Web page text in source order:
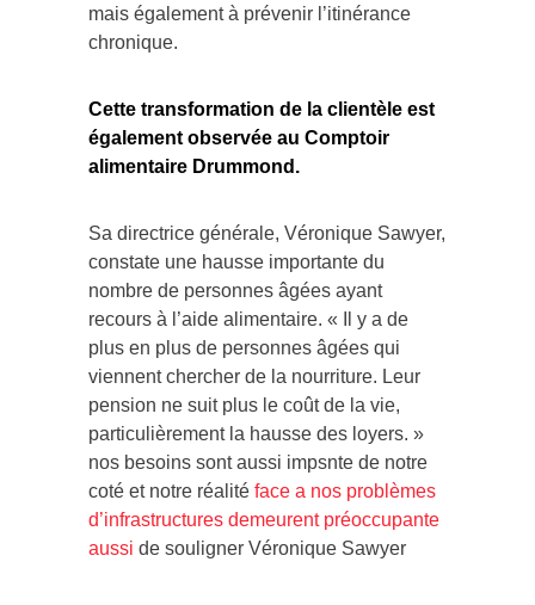
mais également à prévenir l’itinérance
chronique.
Cette transformation de la clientèle est
également observée au Comptoir
alimentaire Drummond.
Sa directrice générale, Véronique Sawyer,
constate une hausse importante du
nombre de personnes âgées ayant
recours à l’aide alimentaire. « Il y a de
plus en plus de personnes âgées qui
viennent chercher de la nourriture. Leur
pension ne suit plus le coût de la vie,
particulièrement la hausse des loyers. »
nos besoins sont aussi impsnte de notre
coté et notre réalité face a nos problèmes
d’infrastructures demeurent préoccupante
aussi de souligner Véronique Sawyer